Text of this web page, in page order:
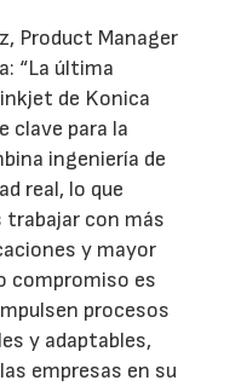
Product Manager
“La última
de Konica
clave para la
ingeniería de
real, lo que
con más
y mayor
compromiso es
procesos
y adaptables,
empresas en su